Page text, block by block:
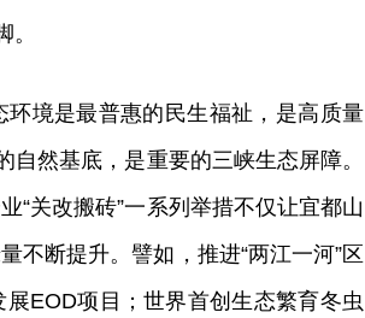
境是最普惠的民生福祉，是高质量
自然基底，是重要的三峡生态屏障。
“关改搬砖”一系列举措不仅让宜都山
不断提升。譬如，推进“两江一河”区
EOD项目；世界首创生态繁育冬虫